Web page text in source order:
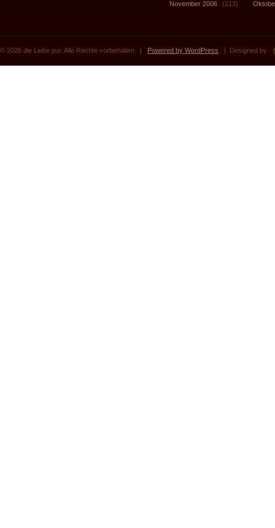
November 2006
(213)
© 2026 die Liebe pur. Alle Rechte vorbehalten. | Powered by WordPress | Designed by